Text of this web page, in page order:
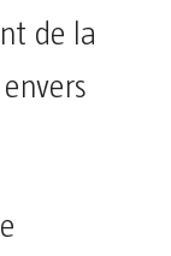
de la